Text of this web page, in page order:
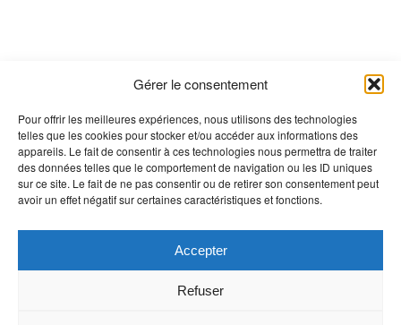
Gérer le consentement
Pour offrir les meilleures expériences, nous utilisons des technologies
telles que les cookies pour stocker et/ou accéder aux informations des
appareils. Le fait de consentir à ces technologies nous permettra de traiter
des données telles que le comportement de navigation ou les ID uniques
sur ce site. Le fait de ne pas consentir ou de retirer son consentement peut
avoir un effet négatif sur certaines caractéristiques et fonctions.
Accepter
Refuser